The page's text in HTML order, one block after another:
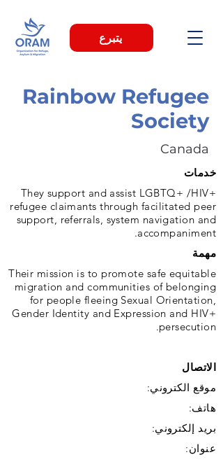
يتبرع
Rainbow Refugee
Society
Canada
خدمات
They support and assist LGBTQ+ /HIV+
refugee claimants through facilitated peer
support, referrals, system navigation and
accompaniment.
مهمة
Their mission is to promote safe equitable
migration and communities of belonging
for people fleeing Sexual Orientation,
Gender Identity and Expression and HIV+
persecution.
الاتصال
موقع الكتروني:
هاتف:
بريد إلكتروني:
عنوان: